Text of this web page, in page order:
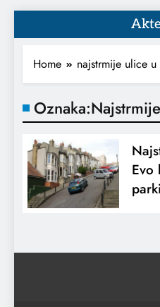
Home najstrmije ulice
Oznaka:
Evo